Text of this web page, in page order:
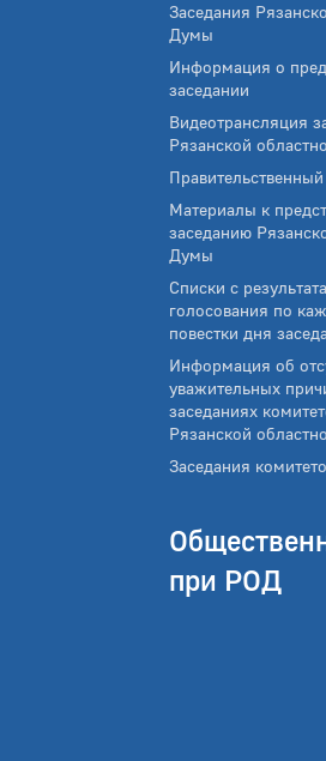
Заседания
Думы
Информация о
заседании
Видеотрансляция
Рязанской
Правительственный
Материалы к
заседанию
Думы
Списки с
голосования по
повестки дня
Информация об
уважительных
заседаниях
Рязанской
Заседания
при РОД